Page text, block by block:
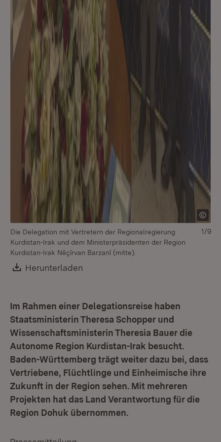
Die Delegation mit Vertretern der Regionalregierung
Kurdistan-Irak und dem Ministerpräsidenten der Region
Kurdistan-Irak Nêçîrvan Barzanî (mitte).
Download:
Herunterladen
1/9
Im Rahmen einer Delegationsreise haben
Staatsministerin Theresa Schopper und
Wissenschaftsministerin Theresia Bauer die
Autonome Region Kurdistan-Irak besucht.
Baden-Württemberg trägt weiter dazu bei, dass
Vertriebene, Flüchtlinge und Einheimische ihre
Zukunft in der Region sehen. Mit mehreren
Projekten hat das Land Verantwortung für die
Region Dohuk übernommen.